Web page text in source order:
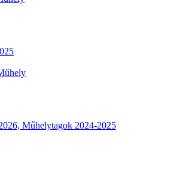
Műhelytagok 2024-2025